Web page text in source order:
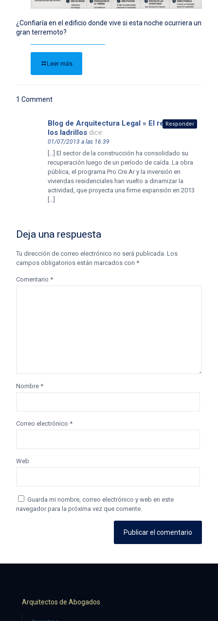
¿Confiaría en el edificio donde vive si esta noche ocurriera un
gran terremoto?
Leer más
1 Comment
Blog de Arquitectura Legal » El regreso de
los ladrillos dice:
01/07/2013 a las 16:39
[…] El sector de la construcción ha consolidado su
recuperación luego de un período de caída. La obra
pública, el programa Pro.Cre.Ar y la inversión en
viviendas residenciales han vuelto a dinamizar la
actividad, que proyecta una firme expansión en 2013
[…]
Responder
Deja una respuesta
Tu dirección de correo electrónico no será publicada. Los
campos obligatorios están marcados con *
Comentario *
Nombre *
Correo electrónico *
Web
Guarda mi nombre, correo electrónico y web en este
navegador para la próxima vez que comente.
Arquitectos de Abogados